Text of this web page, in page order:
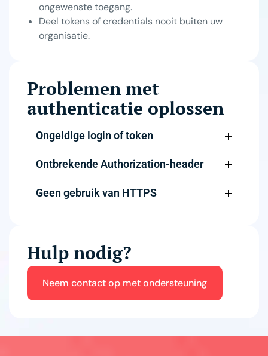
ongewenste toegang.
Deel tokens of credentials nooit buiten uw
organisatie.
Problemen met
authenticatie oplossen
Ongeldige login of token
Ontbrekende Authorization-header
Geen gebruik van HTTPS
Hulp nodig?
Neem contact op met ondersteuning